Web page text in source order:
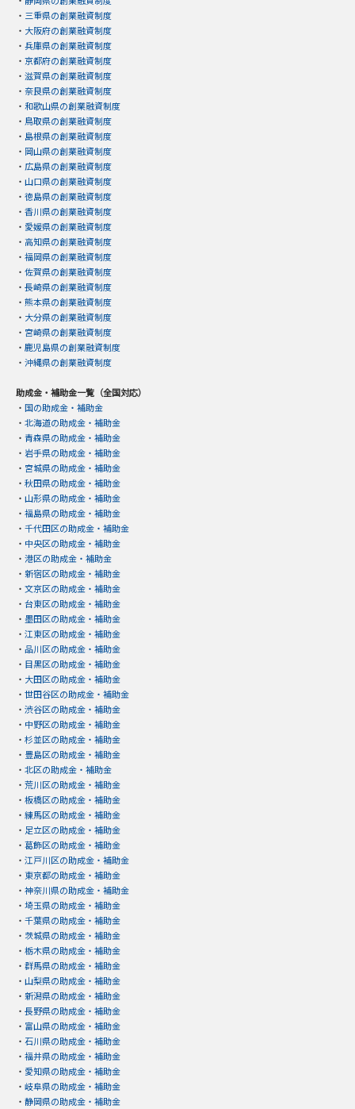
・ 三重県の創業融資制度
・ 大阪府の創業融資制度
・ 兵庫県の創業融資制度
・ 京都府の創業融資制度
・ 滋賀県の創業融資制度
・ 奈良県の創業融資制度
・ 和歌山県の創業融資制度
・ 鳥取県の創業融資制度
・ 島根県の創業融資制度
・ 岡山県の創業融資制度
・ 広島県の創業融資制度
・ 山口県の創業融資制度
・ 徳島県の創業融資制度
・ 香川県の創業融資制度
・ 愛媛県の創業融資制度
・ 高知県の創業融資制度
・ 福岡県の創業融資制度
・ 佐賀県の創業融資制度
・ 長崎県の創業融資制度
・ 熊本県の創業融資制度
・ 大分県の創業融資制度
・ 宮崎県の創業融資制度
・ 鹿児島県の創業融資制度
・ 沖縄県の創業融資制度
助成金・補助金一覧（全国対応）
・ 国の助成金・補助金
・ 北海道の助成金・補助金
・ 青森県の助成金・補助金
・ 岩手県の助成金・補助金
・ 宮城県の助成金・補助金
・ 秋田県の助成金・補助金
・ 山形県の助成金・補助金
・ 福島県の助成金・補助金
・ 千代田区の助成金・補助金
・ 中央区の助成金・補助金
・ 港区の助成金・補助金
・ 新宿区の助成金・補助金
・ 文京区の助成金・補助金
・ 台東区の助成金・補助金
・ 墨田区の助成金・補助金
・ 江東区の助成金・補助金
・ 品川区の助成金・補助金
・ 目黒区の助成金・補助金
・ 大田区の助成金・補助金
・ 世田谷区の助成金・補助金
・ 渋谷区の助成金・補助金
・ 中野区の助成金・補助金
・ 杉並区の助成金・補助金
・ 豊島区の助成金・補助金
・ 北区の助成金・補助金
・ 荒川区の助成金・補助金
・ 板橋区の助成金・補助金
・ 練馬区の助成金・補助金
・ 足立区の助成金・補助金
・ 葛飾区の助成金・補助金
・ 江戸川区の助成金・補助金
・ 東京都の助成金・補助金
・ 神奈川県の助成金・補助金
・ 埼玉県の助成金・補助金
・ 千葉県の助成金・補助金
・ 茨城県の助成金・補助金
・ 栃木県の助成金・補助金
・ 群馬県の助成金・補助金
・ 山梨県の助成金・補助金
・ 新潟県の助成金・補助金
・ 長野県の助成金・補助金
・ 富山県の助成金・補助金
・ 石川県の助成金・補助金
・ 福井県の助成金・補助金
・ 愛知県の助成金・補助金
・ 岐阜県の助成金・補助金
・ 静岡県の助成金・補助金